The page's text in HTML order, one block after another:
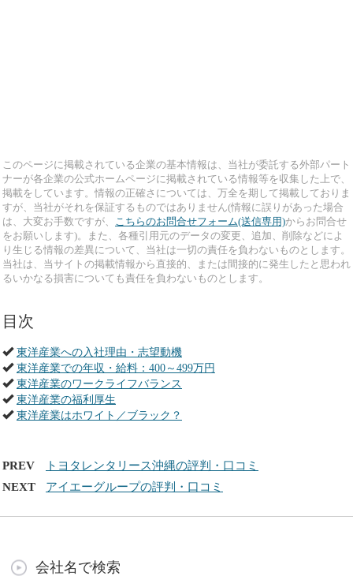
このページに掲載されている企業の基本情報は、当社が委託する外部パート
ナーが各企業の公式ホームページに掲載されている情報等を収集した上で、
掲載をしています。情報の正確さについては、万全を期して掲載しておりま
すが、当社がそれを保証するものではありません(情報に誤りがあった場合
は、大変お手数ですが、
こちらのお問合せフォーム(送信専用)からお問合せ
をお願いします)。また、各種引用元のデータの変更、追加、削除などによ
り生じる情報の差異について、当社は一切の責任を負わないものとします。
当社は、当サイトの掲載情報から直接的、または間接的に発生したと思われ
るいかなる損害についても責任を負わないものとします。
目次
東洋産業への入社理由・志望動機
東洋産業での年収・給料：400～499万円
東洋産業のワークライフバランス
東洋産業の福利厚生
東洋産業はホワイト／ブラック？
PREV
トヨタレンタリース沖縄の評判・口コミ
NEXT
アイエーグループの評判・口コミ
会社名で検索